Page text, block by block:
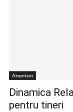
Anunturi
Dinamica
pentru tineri